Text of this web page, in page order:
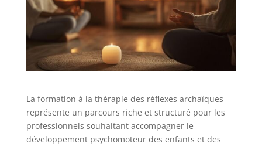
La formation à la thérapie des réflexes archaïques
représente un parcours riche et structuré pour les
professionnels souhaitant accompagner le
développement psychomoteur des enfants et des